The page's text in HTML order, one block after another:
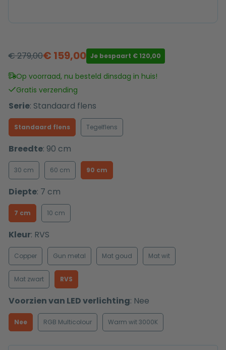
€279,00
Oorspronkelijke
prijs
was:
€ 159,00
Huidige
prijs
is:
Je bespaart € 120,00
Op voorraad, nu besteld dinsdag in huis!
Gratis verzending
Serie: Standaard flens
Standaard flens Tegelflens
Breedte: 90 cm
30 cm 60 cm 90 cm
Diepte: 7 cm
7 cm 10 cm
Kleur: RVS
Copper Gun metal Mat goud Mat wit
Mat zwart RVS
Voorzien van LED verlichting: Nee
Nee RGB Multicolour Warm wit 3000K